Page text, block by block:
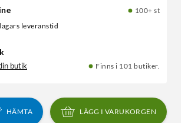
100+ st
leveranstid
butik Finns i 101 butiker.
HÄMTA LÄGG I VARUKORGEN